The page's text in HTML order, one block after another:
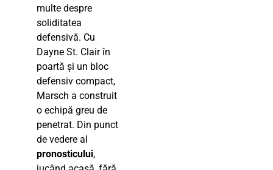
multe despre
soliditatea
defensivă. Cu
Dayne St. Clair în
poartă și un bloc
defensiv compact,
Marsch a construit
o echipă greu de
penetrat. Din punct
de vedere al
pronosticului,